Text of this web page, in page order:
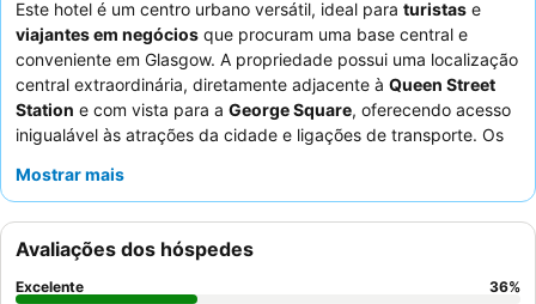
Este hotel é um centro urbano versátil, ideal para turistas e
viajantes em negócios que procuram uma base central e
conveniente em Glasgow. A propriedade possui uma localização
central extraordinária, diretamente adjacente à Queen Street
Station e com vista para a George Square, oferecendo acesso
inigualável às atrações da cidade e ligações de transporte. Os
ferro e tábua de engomar
pela sua prestabilidade e simpatia, contribuindo para uma
experiência positiva, embora as opções de pequeno-almoço
possam ser inconsistentes. Para aqueles que priorizam o
Mostrar mais
Avaliações dos hóspedes
Excelente 36%